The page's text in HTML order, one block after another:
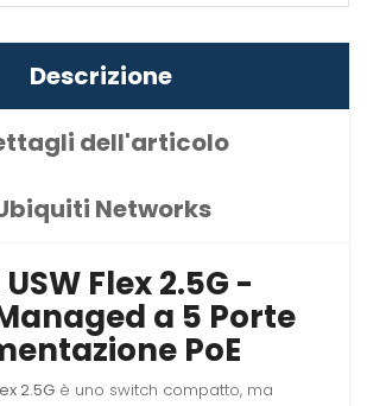
Descrizione
dell'articolo
Networks
Flex 2.5G -
a 5 Porte
PoE
2.5G è uno switch compatto, ma